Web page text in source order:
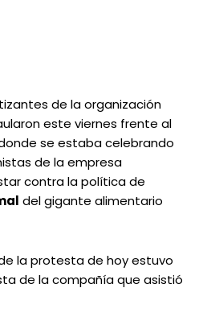
de la organización
este viernes frente al
se estaba celebrando
de la empresa
contra la política de
del gigante alimentario
la protesta de hoy estuvo
de la compañía que asistió